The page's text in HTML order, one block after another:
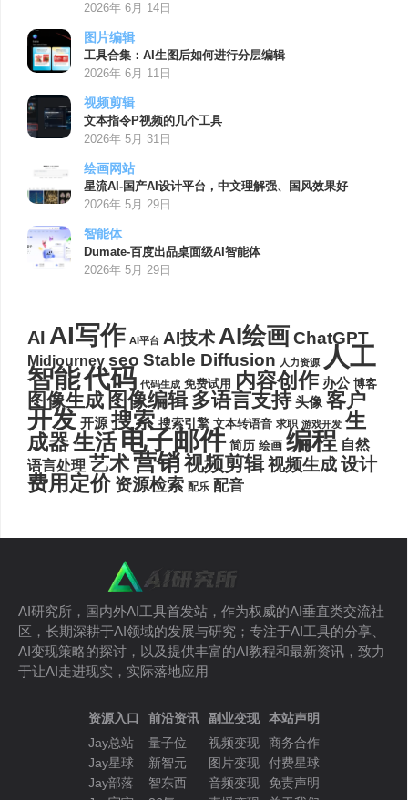
2026年 6月 14日
图片编辑
工具合集：AI生图后如何进行分层编辑
2026年 6月 11日
视频剪辑
文本指令P视频的几个工具
2026年 5月 31日
绘画网站
星流AI-国产AI设计平台，中文理解强、国风效果好
2026年 5月 29日
智能体
Dumate-百度出品桌面级AI智能体
2026年 5月 29日
AI AI写作 AI平台 AI技术AI绘画ChatGPT
Midjourney seo Stable Diffusion 人力资源 人工
智能代码 代码生成 免费试用 内容创作 办公 博客
图像生成 图像编辑 多语言支持 头像 客户
开发 开源 搜索 搜索引擎 文本转语音 求职 游戏开发 生
成器生活电子邮件 简历 绘画 编程 自然
语言处理 艺术营销视频剪辑视频生成设计
费用定价 资源检索 配乐 配音
AI研究所，国内外AI工具首发站，作为权威的AI垂直类交流社
区，长期深耕于AI领域的发展与研究；专注于AI工具的分享、
AI变现策略的探讨，以及提供丰富的AI教程和最新资讯，致力
于让AI走进现实，实际落地应用
资源入口
Jay总站
Jay星球
Jay部落
前沿资讯
量子位
新智元
智东西
副业变现
视频变现
图片变现
音频变现
本站声明
商务合作
付费星球
免责声明